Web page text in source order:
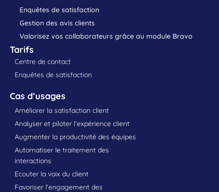
Enquêtes de satisfaction
Gestion des avis clients
Valorisez vos collaborateurs grâce au module Bravo
Tarifs
Centre de contact
Enquêtes de satisfaction
Cas d’usages
Améliorer la satisfaction client
Analyser et piloter l’expérience client
Augmenter la productivité des équipes
Automatiser le traitement des
interactions
Ecouter la voix du client
Favoriser l’engagement des